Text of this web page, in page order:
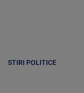
STIRI POLITICE